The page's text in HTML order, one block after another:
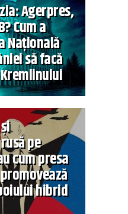
Agerpres,
Cum a
Națională
să facă
pe
cum presa
hibrid